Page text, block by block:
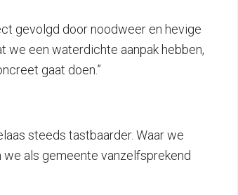
gevolgd door noodweer en hevige
we een waterdichte aanpak hebben,
gaat doen.”
steeds tastbaarder. Waar we
als gemeente vanzelfsprekend